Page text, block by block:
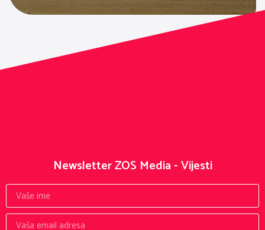
Newsletter ZOS Media - Vijesti